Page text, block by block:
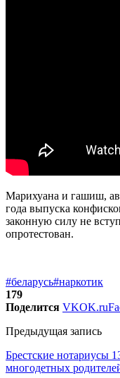
Марихуана и гашиш,
года выпуска
законную силу не
опротестован.
#беларусь#наркотик
179
Поделится VKOK.ru
Предыдущая запись
Брестские нотариусы
многодетных